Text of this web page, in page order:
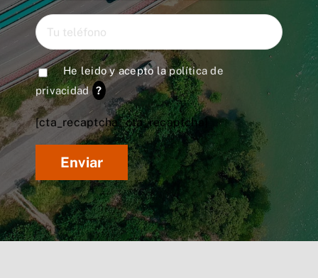
He leido y acepto lapolítica de
privacidad ?
[cta_recaptcha* cta_recaptcha]